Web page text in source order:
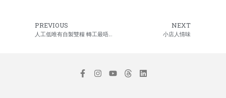
PREVIOUS
人工低唯有自製雙糧 轉工最唔捨得PR禮物
NEXT
小店人情味